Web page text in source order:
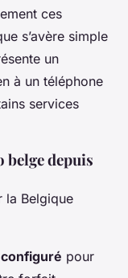
ces
s’avère simple
un
à un téléphone
services
belge depuis
la Belgique
pour